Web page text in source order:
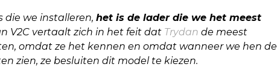
die we installeren, het is de lader die we het meest
V2C vertaalt zich in het feit dat Trydan de meest
omdat ze het kennen en omdat wanneer we hen de
zien, ze besluiten dit model te kiezen.